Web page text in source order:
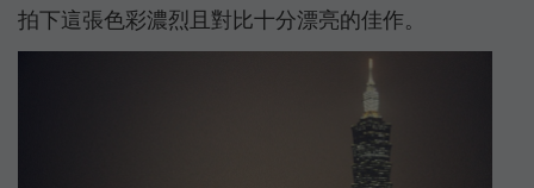
拍下這張色彩濃烈且對比十分漂亮的佳作。